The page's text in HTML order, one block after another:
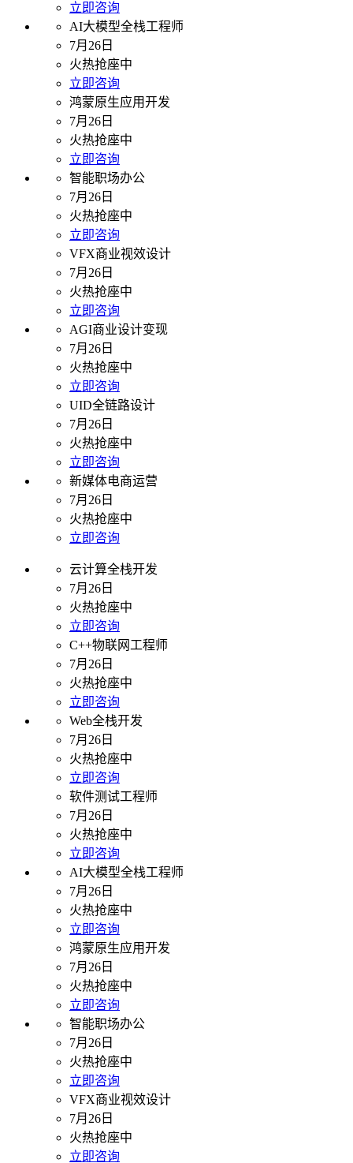
立即咨询
AI大模型全栈工程师
7月26日
火热抢座中
立即咨询
鸿蒙原生应用开发
7月26日
火热抢座中
立即咨询
智能职场办公
7月26日
火热抢座中
立即咨询
VFX商业视效设计
7月26日
火热抢座中
立即咨询
AGI商业设计变现
7月26日
火热抢座中
立即咨询
UID全链路设计
7月26日
火热抢座中
立即咨询
新媒体电商运营
7月26日
火热抢座中
立即咨询
云计算全栈开发
7月26日
火热抢座中
立即咨询
C++物联网工程师
7月26日
火热抢座中
立即咨询
Web全栈开发
7月26日
火热抢座中
立即咨询
软件测试工程师
7月26日
火热抢座中
立即咨询
AI大模型全栈工程师
7月26日
火热抢座中
立即咨询
鸿蒙原生应用开发
7月26日
火热抢座中
立即咨询
智能职场办公
7月26日
火热抢座中
立即咨询
VFX商业视效设计
7月26日
火热抢座中
立即咨询